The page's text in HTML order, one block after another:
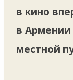
в кино
в
местной